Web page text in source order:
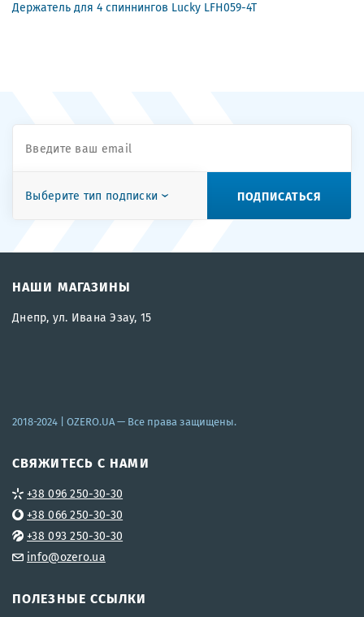
Держатель для 4 спиннингов Lucky LFH059-4T
Выберите тип подписки ПОДПИСАТЬСЯ
НАШИ МАГАЗИНЫ
Днепр, ул. Ивана Эзау, 15
2018-2024 | OZERO.UA— Все права защищены.
СВЯЖИТЕСЬ С НАМИ
+38 096 250-30-30
+38 066 250-30-30
+38 093 250-30-30
info@ozero.ua
ПОЛЕЗНЫЕ ССЫЛКИ